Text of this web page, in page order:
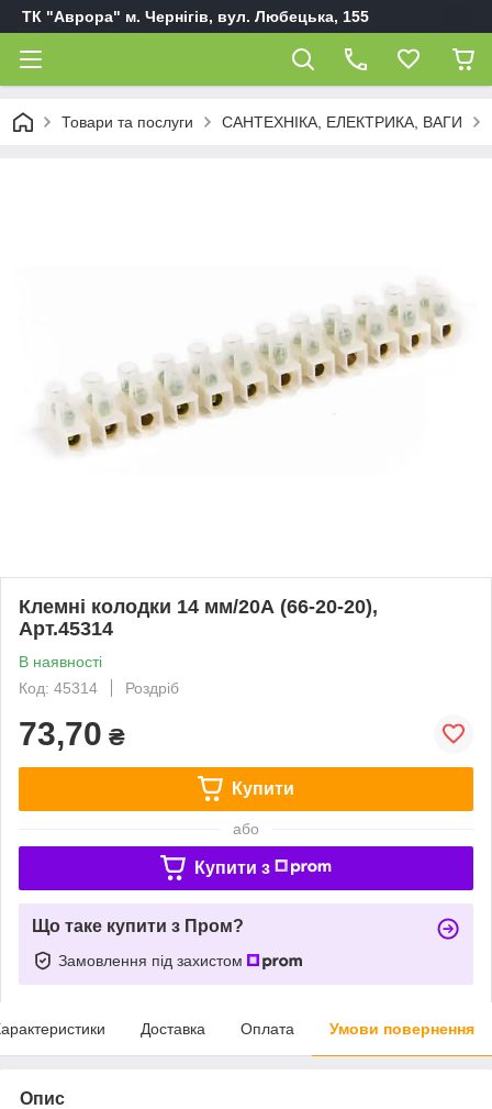
ТК "Аврора" м. Чернігів, вул. Любецька, 155
Товари та послуги САНТЕХНІКА, ЕЛЕКТРИКА, ВАГИ
Клемні колодки 14 мм/20А (66-20-20),
Арт.45314
В наявності
Код: 45314
Роздріб
73,70 ₴
Купити
або
Купити з
Що таке купити з Пром?
Замовлення під захистом
Доставка Оплата Умови повернення
Опис